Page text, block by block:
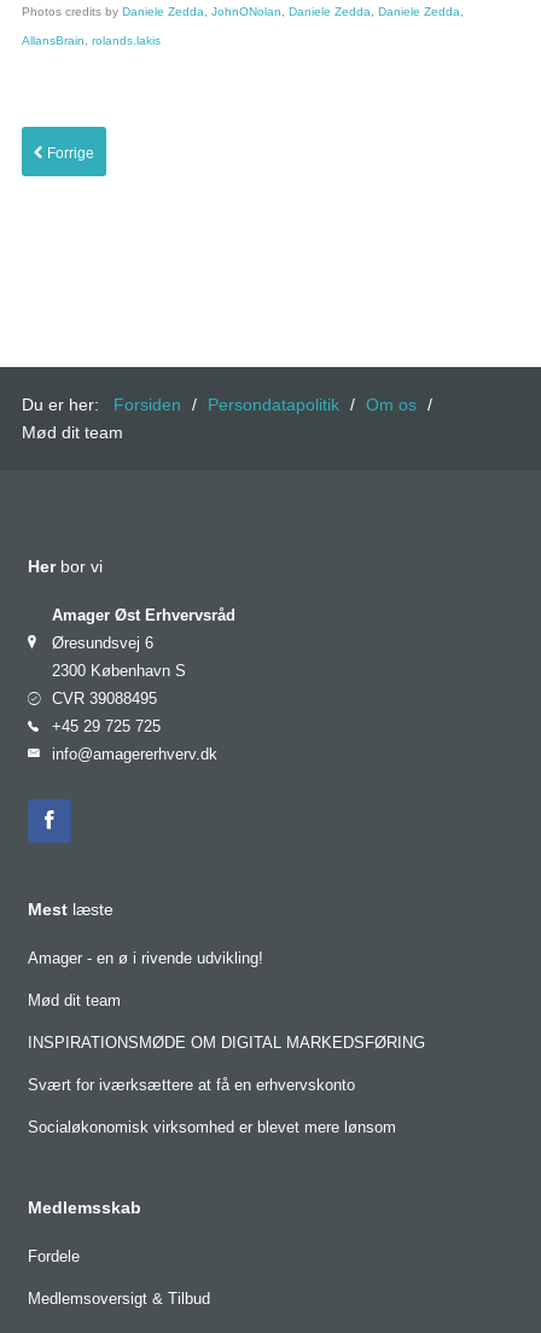
Photos credits by Daniele Zedda JohnONolan Daniele Zedda Daniele Zedda
AllansBrain rolands.lakis
Forrige
Du er her: Forsiden / Persondatapolitik / Om os /
Mød dit team
Her bor vi
Amager Øst Erhvervsråd
Øresundsvej 6
2300 København S
CVR 39088495
+45 29 725 725
info@amagererhverv.dk
Mest læste
Amager - en ø i rivende udvikling!
Mød dit team
INSPIRATIONSMØDE OM DIGITAL MARKEDSFØRING
Svært for iværksættere at få en erhvervskonto
Socialøkonomisk virksomhed er blevet mere lønsom
Medlemsskab
Fordele
Medlemsoversigt & Tilbud